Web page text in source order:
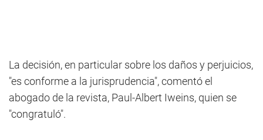
La decisión, en particular sobre los daños y perjuicios,
"es conforme a la jurisprudencia", comentó el
abogado de la revista, Paul-Albert Iweins, quien se
"congratuló".